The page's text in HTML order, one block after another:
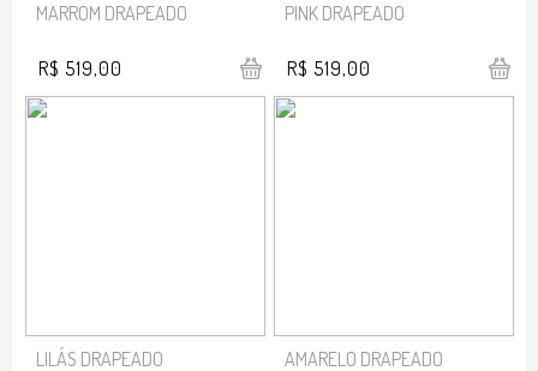
MARROM DRAPEADO
R$ 519,00
PINK DRAPEADO
R$ 519,00
LILÁS DRAPEADO AMARELO DRAPEADO